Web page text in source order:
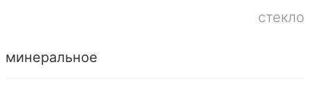
стекло
минеральное